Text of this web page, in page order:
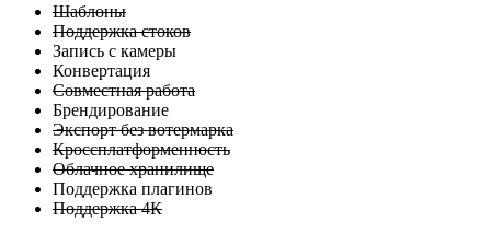
Шаблоны
Поддержка стоков
Запись с камеры
Конвертация
Совместная работа
Брендирование
Экспорт без вотермарка
Кроссплатформенность
Облачное хранилище
Поддержка плагинов
Поддержка 4К